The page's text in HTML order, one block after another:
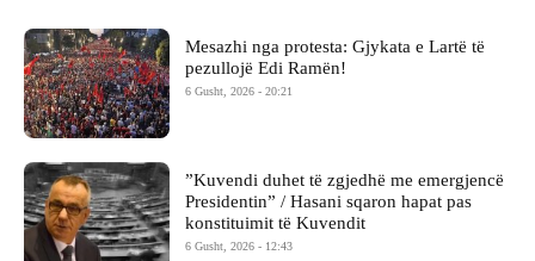
Mesazhi nga protesta: Gjykata e Lartë të
pezullojë Edi Ramën!
6 Gusht, 2026 - 20:21
​”Kuvendi duhet të zgjedhë me emergjencë
Presidentin” / Hasani sqaron hapat pas
konstituimit të Kuvendit
6 Gusht, 2026 - 12:43